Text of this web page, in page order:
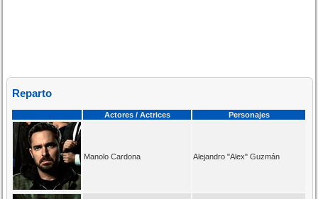
Reparto
Actores / Actrices Personajes
Manolo Cardona Alejandro "Alex" Guzmán